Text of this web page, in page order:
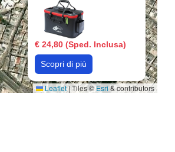
€ 24,80 (Sped. Inclusa)
Scopri di più
Leaflet|Tiles ©Esri& contributors